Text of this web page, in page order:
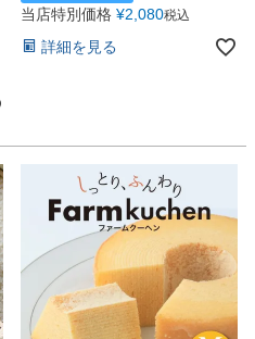
当店特別価格 ¥2,080税込
詳細を見る